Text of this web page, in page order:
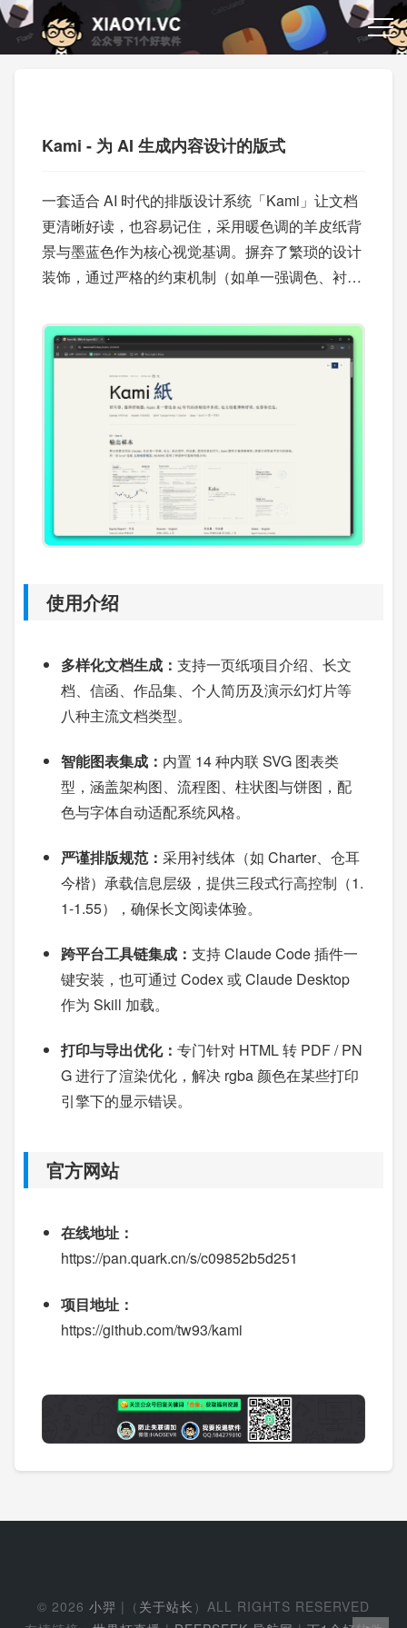
Kami - 为 AI 生成内容设计的版式
一套适合 AI 时代的排版设计系统「Kami」让文档
更清晰好读，也容易记住，采用暖色调的羊皮纸背
景与墨蓝色作为核心视觉基调。摒弃了繁琐的设计
装饰，通过严格的约束机制（如单一强调色、衬线
使用介绍
多样化文档生成： 支持一页纸项目介绍、长文
档、信函、作品集、个人简历及演示幻灯片等
八种主流文档类型。
智能图表集成： 内置 14 种内联 SVG 图表类
型，涵盖架构图、流程图、柱状图与饼图，配
色与字体自动适配系统风格。
严谨排版规范： 采用衬线体（如 Charter、仓耳
今楷）承载信息层级，提供三段式行高控制（1.
1-1.55），确保长文阅读体验。
跨平台工具链集成： 支持 Claude Code 插件一
键安装，也可通过 Codex 或 Claude Desktop
作为 Skill 加载。
打印与导出优化： 专门针对 HTML 转 PDF / PN
G 进行了渲染优化，解决 rgba 颜色在某些打印
引擎下的显示错误。
官方网站
在线地址：
https://pan.quark.cn/s/c09852b5d251
项目地址：
https://github.com/tw93/kami
© 2026 小羿 |（ 关于站长 ）ALL RIGHTS RESERVED